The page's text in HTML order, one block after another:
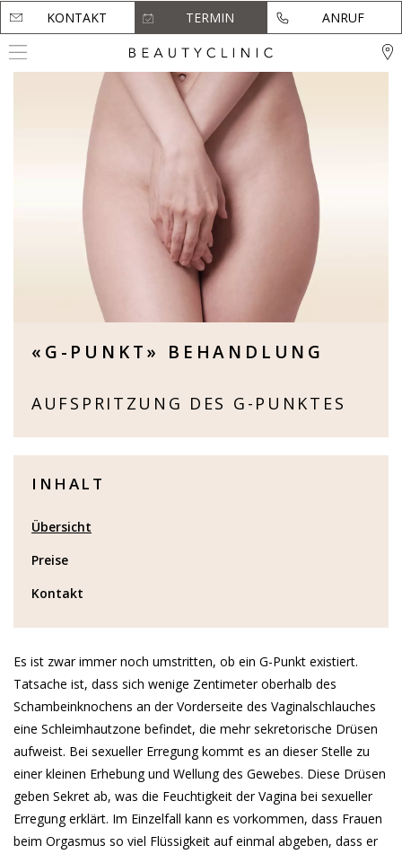
KONTAKT TERMIN ANRUF
KONTAKT TERMIN ANRUF
«G-PUNKT» BEHANDLUNG
AUFSPRITZUNG DES G-PUNKTES
INHALT
Übersicht
Preise
Kontakt
Es ist zwar immer noch umstritten, ob ein G-Punkt existiert.
Tatsache ist, dass sich wenige Zentimeter oberhalb des
Schambeinknochens an der Vorderseite des Vaginalschlauches
eine Schleimhautzone befindet, die mehr sekretorische Drüsen
aufweist. Bei sexueller Erregung kommt es an dieser Stelle zu
einer kleinen Erhebung und Wellung des Gewebes. Diese Drüsen
geben Sekret ab, was die Feuchtigkeit der Vagina bei sexueller
Erregung erklärt. Im Einzelfall kann es vorkommen, dass Frauen
beim Orgasmus so viel Flüssigkeit auf einmal abgeben, dass er